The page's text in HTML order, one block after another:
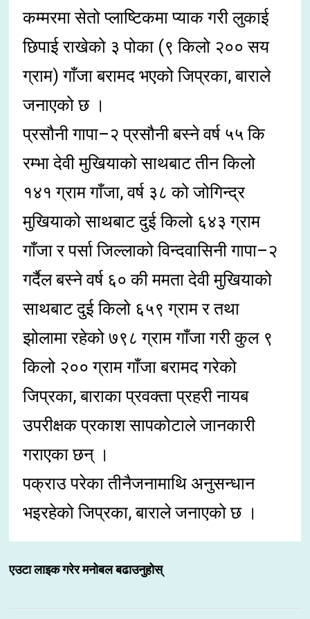
कम्मरमा सेतो प्लाष्टिकमा प्याक गरी लुकाई
छिपाई राखेको ३ पोका (९ किलो २०० सय
ग्राम) गाँजा बरामद भएको जिप्रका, बाराले
जनाएको छ ।
प्रसौनी गापा–२ प्रसौनी बस्ने वर्ष ५५ कि
रम्भा देवी मुखियाको साथबाट तीन किलो
१४१ ग्राम गाँजा, वर्ष ३८ को जोगिन्द्र
मुखियाको साथबाट दुई किलो ६४३ ग्राम
गाँजा र पर्सा जिल्लाको विन्दवासिनी गापा–२
गर्दैल बस्ने वर्ष ६० की ममता देवी मुखियाको
साथबाट दुई किलो ६५९ ग्राम र तथा
झोलामा रहेको ७९८ ग्राम गाँजा गरी कुल ९
किलो २०० ग्राम गाँजा बरामद गरेको
जिप्रका, बाराका प्रवक्ता प्रहरी नायब
उपरीक्षक प्रकाश सापकोटाले जानकारी
गराएका छन् ।
पक्राउ परेका तीनैजनामाथि अनुसन्धान
भइरहेको जिप्रका, बाराले जनाएको छ ।
एउटा लाइक गरेर मनोबल बढाउनुहोस्